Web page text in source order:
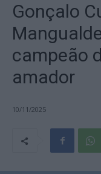
Gonçalo
campeão
amador
10/11/2025